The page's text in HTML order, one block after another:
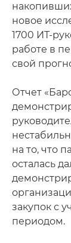
новое
1700 ИТ-
работе в
свой
Отчет
на то, что
осталась
закупок с
периодом.